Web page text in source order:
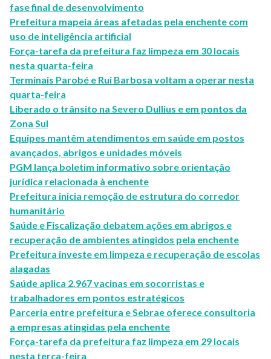
fase final de desenvolvimento
Prefeitura mapeia áreas afetadas pela enchente com
uso de inteligência artificial
Força-tarefa da prefeitura faz limpeza em 30 locais
nesta quarta-feira
Terminais Parobé e Rui Barbosa voltam a operar nesta
quarta-feira
Liberado o trânsito na Severo Dullius e em pontos da
Zona Sul
Equipes mantêm atendimentos em saúde em postos
avançados, abrigos e unidades móveis
PGM lança boletim informativo sobre orientação
jurídica relacionada à enchente
Prefeitura inicia remoção de estrutura do corredor
humanitário
Saúde e Fiscalização debatem ações em abrigos e
recuperação de ambientes atingidos pela enchente
Prefeitura investe em limpeza e recuperação de escolas
alagadas
Saúde aplica 2.967 vacinas em socorristas e
trabalhadores em pontos estratégicos
Parceria entre prefeitura e Sebrae oferece consultoria
a empresas atingidas pela enchente
Força-tarefa da prefeitura faz limpeza em 29 locais
nesta terça-feira